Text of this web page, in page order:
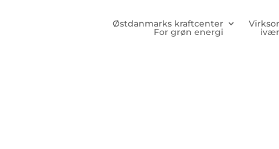
Østdanmarks kraftcenter
For grøn energi